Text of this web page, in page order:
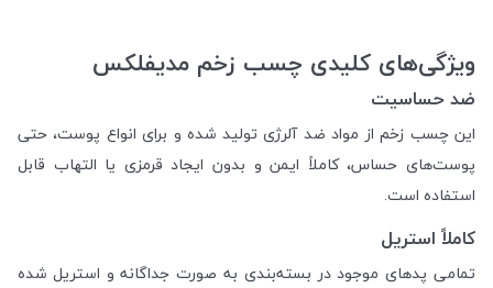
ویژگی‌های کلیدی چسب زخم مدیفلکس
ضد حساسیت
این چسب زخم از مواد ضد آلرژی تولید شده و برای انواع پوست، حتی
پوست‌های حساس، کاملاً ایمن و بدون ایجاد قرمزی یا التهاب قابل
استفاده است.
کاملاً استریل
تمامی پدهای موجود در بسته‌بندی به صورت جداگانه و استریل شده